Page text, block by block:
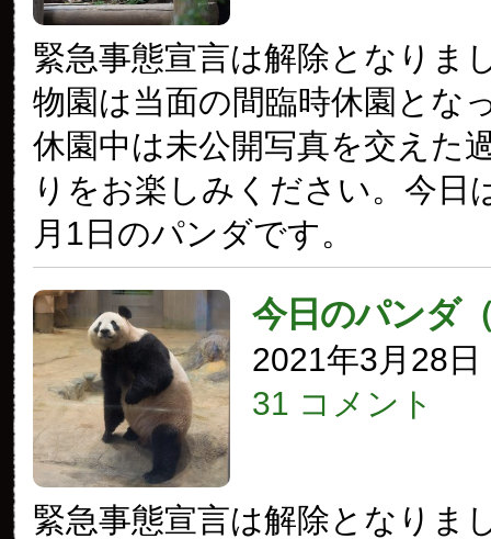
緊急事態宣言は解除となりま
物園は当面の間臨時休園とな
休園中は未公開写真を交えた
りをお楽しみください。今日
月1日のパンダです。
今日のパンダ
2021年3月28日
31 コメント
緊急事態宣言は解除となりま